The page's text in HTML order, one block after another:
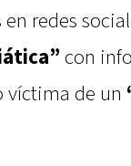
redes
con
víctima de un